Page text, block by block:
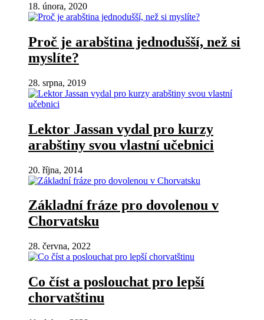
18. února, 2020
Proč je arabština jednodušší, než si
myslíte?
28. srpna, 2019
Lektor Jassan vydal pro kurzy
arabštiny svou vlastní učebnici
20. října, 2014
Základní fráze pro dovolenou v
Chorvatsku
28. června, 2022
Co číst a poslouchat pro lepší
chorvatštinu